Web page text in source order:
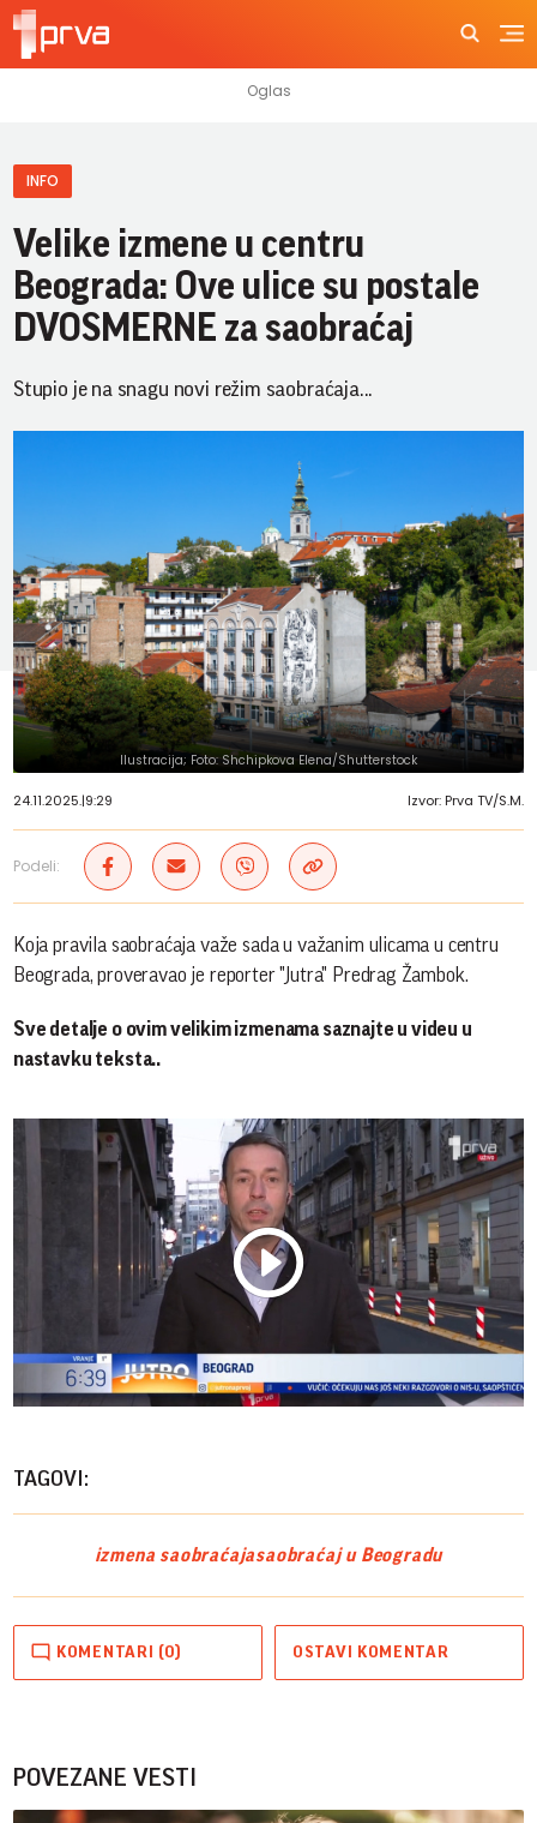
INFO
Velike izmene u centru
Beograda: Ove ulice su postale
DVOSMERNE za saobraćaj
Stupio je na snagu novi režim saobraćaja...
Ilustracija; Foto: Shchipkova Elena/Shutterstock
24.11.2025.|9:29 Izvor: Prva TV/S.M.
Podeli:
Koja pravila saobraćaja važe sada u važanim ulicama u centru
Beograda, proveravao je reporter "Jutra" Predrag Žambok.
Sve detalje o ovim velikim izmenama saznajte u videu u
nastavku teksta..
Play
TAGOVI:
izmena saobraćajasaobraćaj u Beogradu
KOMENTARI (0) OSTAVI KOMENTAR
POVEZANE VESTI